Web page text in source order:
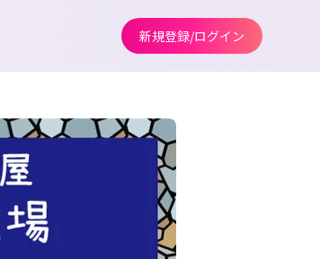
新規登録/ログイン